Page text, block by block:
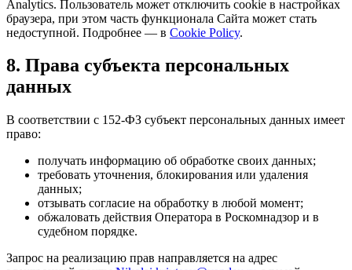
Analytics. Пользователь может отключить cookie в настройках
браузера, при этом часть функционала Сайта может стать
недоступной. Подробнее — в Cookie Policy.
8. Права субъекта персональных
данных
В соответствии с 152-ФЗ субъект персональных данных имеет
право:
получать информацию об обработке своих данных;
требовать уточнения, блокирования или удаления
данных;
отзывать согласие на обработку в любой момент;
обжаловать действия Оператора в Роскомнадзор и в
судебном порядке.
Запрос на реализацию прав направляется на адрес